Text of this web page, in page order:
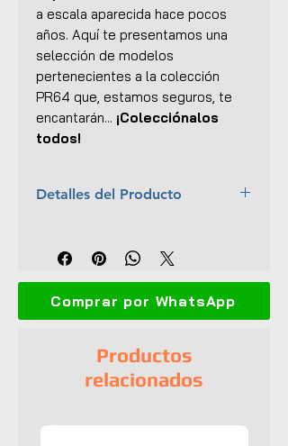
a escala aparecida hace pocos
años. Aquí te presentamos una
selección de modelos
pertenecientes a la colección
PR64 que, estamos seguros, te
encantarán... ¡Colecciónalos
todos!
Detalles del Producto
Colección:
Inno64
Material:Cuerpo y base de
metal
Dimensiones (L x An x Al):7 x
Lanzamiento:Malaysia Diecast
Expo 2024
Comprar por WhatsApp
Productos
relacionados